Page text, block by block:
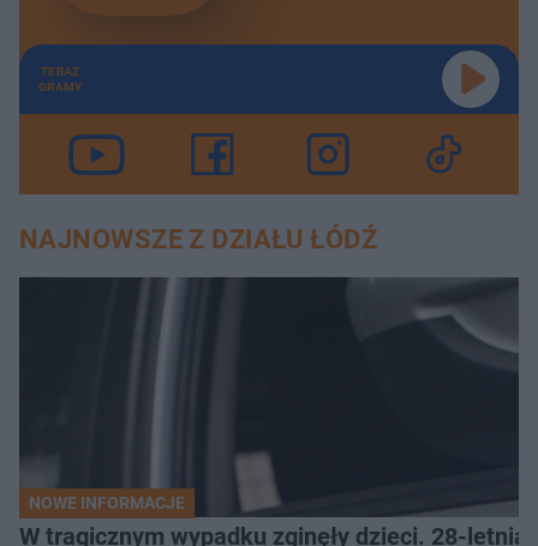
TERAZ
GRAMY
NAJNOWSZE Z DZIAŁU ŁÓDŹ
NOWE INFORMACJE
W tragicznym wypadku zginęły dzieci. 28-